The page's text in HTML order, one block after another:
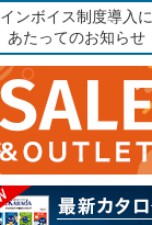
インボイス制度導入に
あたってのお知らせ